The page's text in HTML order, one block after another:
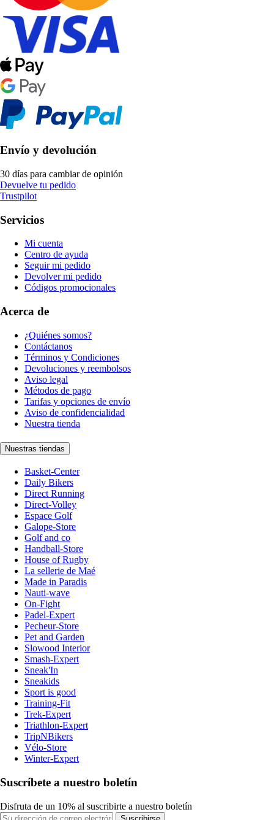
Envío y devolución
30 días para cambiar de opinión
Devuelve tu pedido
Trustpilot
Servicios
Mi cuenta
Centro de ayuda
Seguir mi pedido
Devolver mi pedido
Códigos promocionales
Acerca de
¿Quiénes somos?
Contáctanos
Términos y Condiciones
Devoluciones y reembolsos
Aviso legal
Métodos de pago
Tarifas y opciones de envío
Aviso de confidencialidad
Nuestra tienda
Nuestras tiendas
Basket-Center
Daily Bikers
Direct Running
Direct-Volley
Espace Golf
Galope-Store
Golf and co
Handball-Store
House of Rugby
La sellerie de Maé
Made in Paradis
Nauti-wave
On-Fight
Padel-Expert
Pecheur-Store
Pet and Garden
Slowood Interior
Smash-Expert
Sneak'In
Sneakids
Sport is good
Training-Fit
Trek-Expert
Triathlon-Expert
TripNBikers
Vélo-Store
Winter-Expert
Suscríbete a nuestro boletín
Disfruta de un 10% al suscribirte a nuestro boletín